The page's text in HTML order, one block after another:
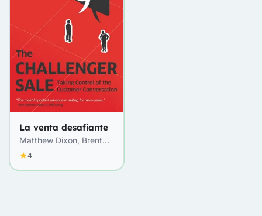
La venta desafiante
Matthew Dixon, Brent
Adamson
4